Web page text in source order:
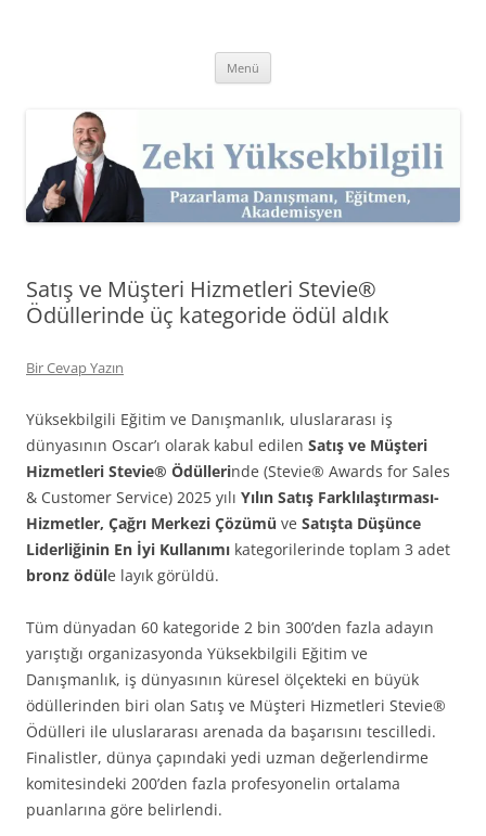
Kişisel Web Sitesi.
Menü
Satış ve Müşteri Hizmetleri Stevie®
Ödüllerinde üç kategoride ödül aldık
Bir Cevap Yazın
Yüksekbilgili Eğitim ve Danışmanlık, uluslararası iş
dünyasının Oscar’ı olarak kabul edilen Satış ve Müşteri
Hizmetleri Stevie® Ödüllerinde (Stevie® Awards for Sales
& Customer Service) 2025 yılı Yılın Satış Farklılaştırması-
Hizmetler, Çağrı Merkezi Çözümü ve Satışta Düşünce
Liderliğinin En İyi Kullanımı kategorilerinde toplam 3 adet
bronz ödüle layık görüldü.
Tüm dünyadan 60 kategoride 2 bin 300’den fazla adayın
yarıştığı organizasyonda Yüksekbilgili Eğitim ve
Danışmanlık, iş dünyasının küresel ölçekteki en büyük
ödüllerinden biri olan Satış ve Müşteri Hizmetleri Stevie®
Ödülleri ile uluslararası arenada da başarısını tescilledi.
Finalistler, dünya çapındaki yedi uzman değerlendirme
komitesindeki 200’den fazla profesyonelin ortalama
puanlarına göre belirlendi.